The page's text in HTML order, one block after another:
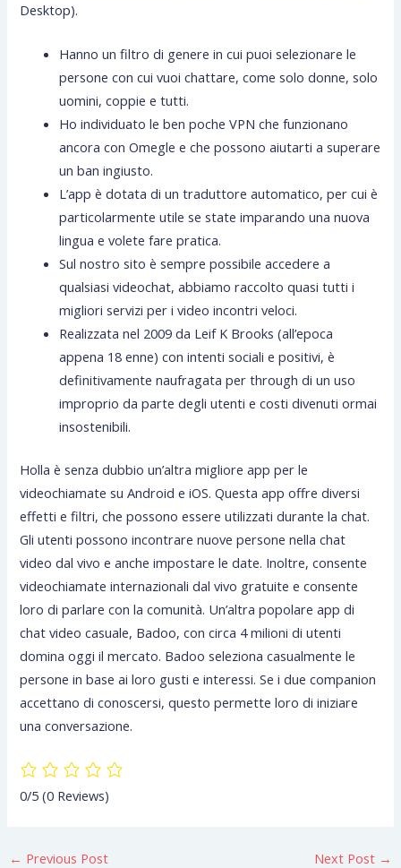
Desktop).
Hanno un filtro di genere in cui puoi selezionare le
persone con cui vuoi chattare, come solo donne, solo
uomini, coppie e tutti.
Ho individuato le ben poche VPN che funzionano
ancora con Omegle e che possono aiutarti a superare
un ban ingiusto.
L’app è dotata di un traduttore automatico, per cui è
particolarmente utile se state imparando una nuova
lingua e volete fare pratica.
Sul nostro sito è sempre possibile accedere a
qualsiasi videochat, abbiamo raccolto quasi tutti i
migliori servizi per i video incontri veloci.
Realizzata nel 2009 da Leif K Brooks (all’epoca
appena 18 enne) con intenti sociali e positivi, è
definitivamente naufragata per through di un uso
improprio da parte degli utenti e costi divenuti ormai
insostenibili.
Holla è senza dubbio un’altra migliore app per le
videochiamate su Android e iOS. Questa app offre diversi
effetti e filtri, che possono essere utilizzati durante la chat.
Gli utenti possono incontrare nuove persone nella chat
video dal vivo e anche impostare le date. Inoltre, consente
videochiamate internazionali dal vivo gratuite e consente
loro di parlare con la comunità. Un’altra popolare app di
chat video casuale, Badoo, con circa 4 milioni di utenti
domina oggi il mercato. Badoo seleziona casualmente le
persone in base ai loro gusti e interessi. Se i due companion
accettano di conoscersi, questo permette loro di iniziare
una conversazione.
0/5(0 Reviews)
← Previous Post Next Post →